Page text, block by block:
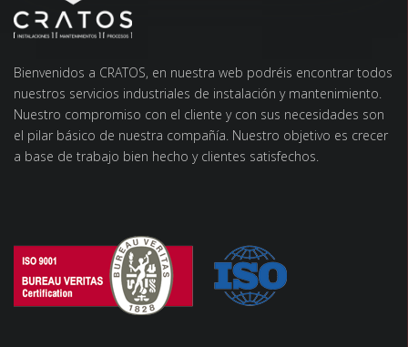
Bienvenidos a CRATOS, en nuestra web podréis encontrar todos
nuestros servicios industriales de instalación y mantenimiento.
Nuestro compromiso con el cliente y con sus necesidades son
el pilar básico de nuestra compañía. Nuestro objetivo es crecer
a base de trabajo bien hecho y clientes satisfechos.